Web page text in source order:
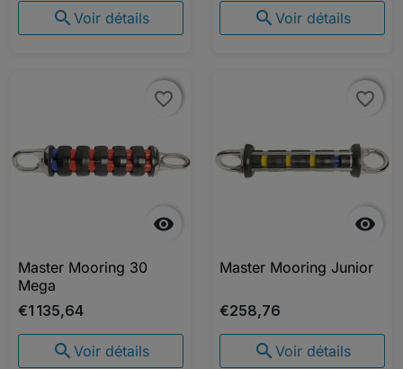
 Voir détails  Voir détails

favorite_border
favorite_border
Master Mooring 30
Mega
€1 135,64
 Voir détails

favorite_border
favorite_border
Master Mooring Junior
€258,76
 Voir détails